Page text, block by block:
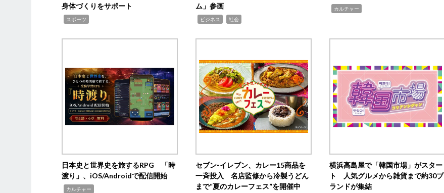
身体づくりをサポート
スポーツ
ム」参画
ビジネス 社会
カルチャー
日本史と世界史を旅するRPG 「時
渡り」、iOS/Androidで配信開始
カルチャー
セブン‐イレブン、カレー15商品を
一斉投入 名店監修から冷製うどん
まで“夏のカレーフェス”を開催中
横浜高島屋で「韓国市場」がスター
ト 人気グルメから雑貨まで約30ブ
ランドが集結